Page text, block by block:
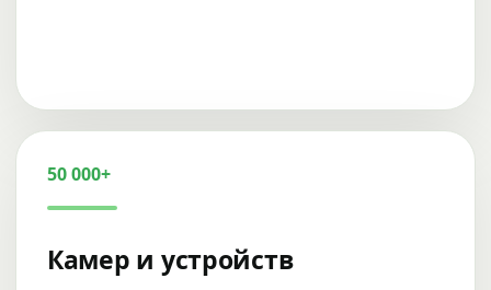
50 000+
Камер и устройств